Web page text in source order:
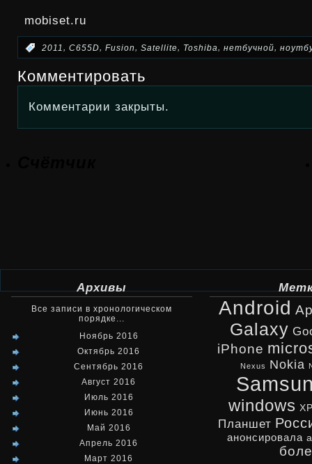
mobiset.ru
2011, C655D, Fusion, Satellite, Toshiba, нетбучной,
Комментировать
Комментарии закрыты.
Архивы
Все записи в хронологическом
порядке...
Ноябрь 2016
Октябрь 2016
Сентябрь 2016
Август 2016
Июль 2016
Июнь 2016
Май 2016
Апрель 2016
Март 2016
Android
Galaxy
iPhone
Nexus Nokia
windows
Планшет
анонсировала